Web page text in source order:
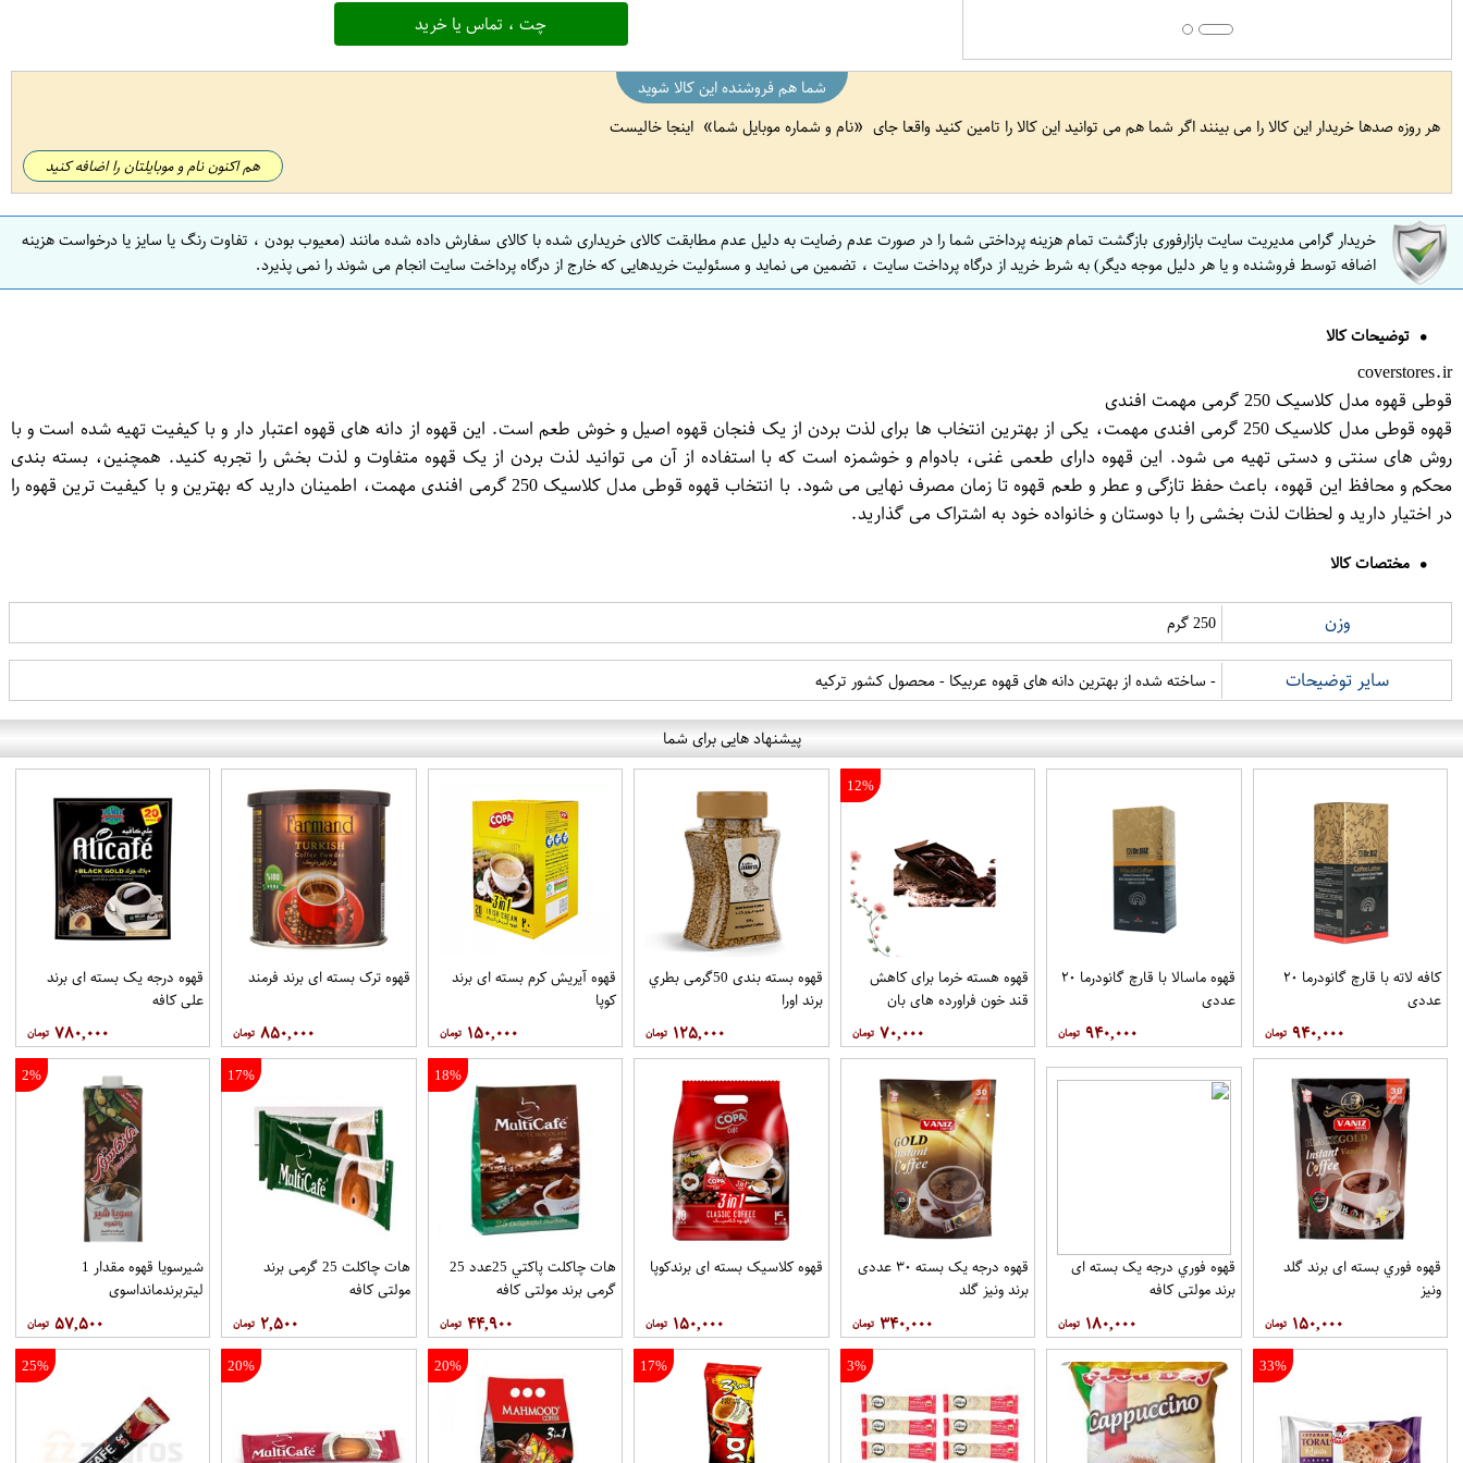
چت ، تماس یا خرید
شما هم فروشنده این کالا شوید
هر روزه صدها خریدار این کالا را می بینند اگر شما هم می توانید این کالا را تامین کنید واقعا جای
نام و شماره موبایل شما اینجا خالیست
هم اکنون نام و موبایلتان را اضافه کنید
خریدار گرامی مدیریت سایت بازارفوری بازگشت تمام هزینه پرداختی شما را در صورت عدم رضایت به دلیل عدم مطابقت کالای خریداری شده با کالای سفارش داده شده مانند (معیوب بودن ، تفاوت رنگ یا سایز یا درخواست هزینه
اضافه توسط فروشنده و یا هر دلیل موجه دیگر) به شرط خرید از درگاه پرداخت سایت ، تضمین می نماید و مسئولیت خریدهایی که خارج از درگاه پرداخت سایت انجام می شوند را نمی پذیرد.
توضیحات کالا
coverstores.ir
قوطی قهوه مدل کلاسیک 250 گرمی مهمت افندی
قهوه قوطی مدل کلاسیک 250 گرمی افندی مهمت، یکی از بهترین انتخاب ها برای لذت بردن از یک فنجان قهوه اصیل و خوش طعم است. این قهوه از دانه های قهوه اعتبار دار و با کیفیت تهیه شده است و با
روش های سنتی و دستی تهیه می شود. این قهوه دارای طعمی غنی، بادوام و خوشمزه است که با استفاده از آن می توانید لذت بردن از یک قهوه متفاوت و لذت بخش را تجربه کنید. همچنین، بسته بندی
محکم و محافظ این قهوه، باعث حفظ تازگی و عطر و طعم قهوه تا زمان مصرف نهایی می شود. با انتخاب قهوه قوطی مدل کلاسیک 250 گرمی افندی مهمت، اطمینان دارید که بهترین و با کیفیت ترین قهوه را
در اختیار دارید و لحظات لذت بخشی را با دوستان و خانواده خود به اشتراک می گذارید.
مختصات کالا
وزن 250 گرم
سایر توضیحات - ساخته شده از بهترین دانه های قهوه عربیکا - محصول کشور ترکیه
پیشنهاد هایی برای شما
کافه لاته با قارچ گانودرما ۲۰
عددی
۹۴۰,۰۰۰
قهوه ماسالا با قارچ گانودرما ۲۰
عددی
۹۴۰,۰۰۰
12%
قهوه هسته خرما برای کاهش
قند خون فراورده های بان
۷۰,۰۰۰
قهوه بسته بندی 50گرمی بطري
برند اورا
۱۲۵,۰۰۰
قهوه آيريش کرم بسته ای برند
کوپا
۱۵۰,۰۰۰
قهوه ترک بسته ای برند فرمند
۸۵۰,۰۰۰
قهوه درجه یک بسته ای برند
علي کافه
۷۸۰,۰۰۰
قهوه فوري بسته ای برند گلد
ونيز
۱۵۰,۰۰۰
قهوه فوري درجه یک بسته ای
برند مولتي کافه
۱۸۰,۰۰۰
قهوه درجه یک بسته ۳۰ عددی
برند ونيز گلد
۳۴۰,۰۰۰
قهوه کلاسيک بسته ای برندکوپا
۱۵۰,۰۰۰
18%
هات چاکلت پاکتي 25عدد 25
گرمی برند مولتي کافه
۴۴,۹۰۰
17%
هات چاکلت 25 گرمی برند
مولتي کافه
۲,۵۰۰
2%
شیرسویا قهوه مقدار 1
لیتربرندمانداسوی
۵۷,۵۰۰
33%
3%
17%
20%
20%
25%